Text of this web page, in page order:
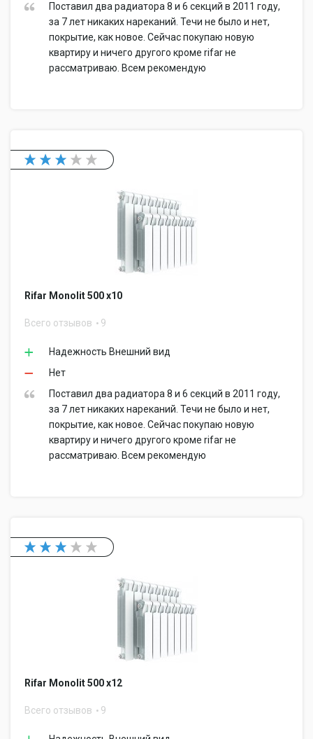
Поставил два радиатора 8 и 6 секций в 2011 году,
за 7 лет никаких нареканий. Течи не было и нет,
покрытие, как новое. Сейчас покупаю новую
квартиру и ничего другого кроме rifar не
рассматриваю. Всем рекомендую
Rifar Monolit 500 x10
Всего отзывов 9
Надежность Внешний вид
Нет
Поставил два радиатора 8 и 6 секций в 2011 году,
за 7 лет никаких нареканий. Течи не было и нет,
покрытие, как новое. Сейчас покупаю новую
квартиру и ничего другого кроме rifar не
рассматриваю. Всем рекомендую
Rifar Monolit 500 x12
Всего отзывов 9